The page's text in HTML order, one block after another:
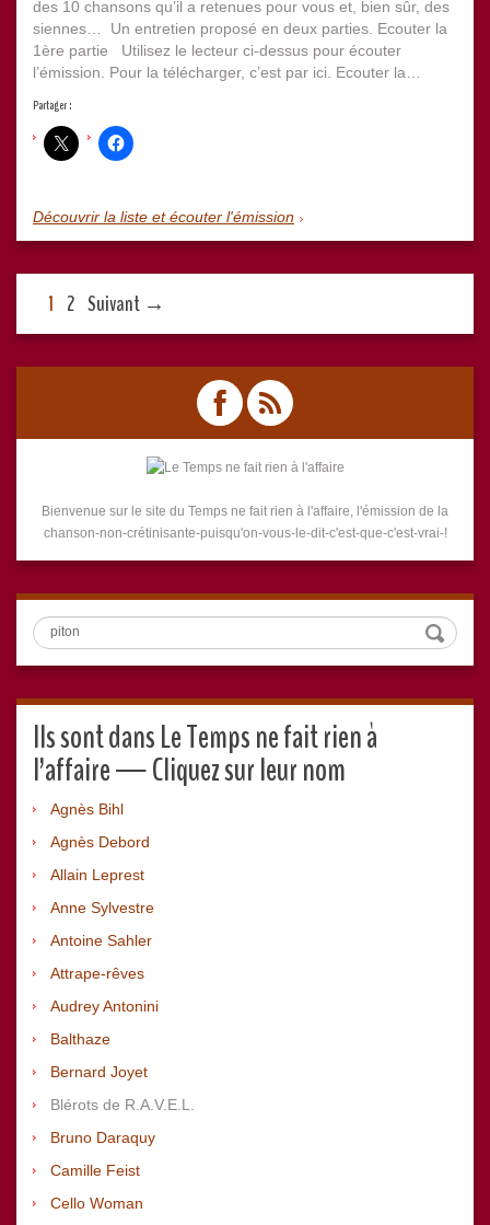
des 10 chansons qu’il a retenues pour vous et, bien sûr, des
siennes… Un entretien proposé en deux parties. Ecouter la
1ère partie Utilisez le lecteur ci-dessus pour écouter
l’émission. Pour la télécharger, c’est par ici. Ecouter la…
Partager :
Découvrir la liste et écouter l'émission
1 2 Suivant →
Bienvenue sur le site du Temps ne fait rien à l'affaire, l'émission de la
chanson-non-crétinisante-puisqu'on-vous-le-dit-c'est-que-c'est-vrai-!
Search
Ils sont dans Le Temps ne fait rien à
l’affaire — Cliquez sur leur nom
Agnès Bihl
Agnès Debord
Allain Leprest
Anne Sylvestre
Antoine Sahler
Attrape-rêves
Audrey Antonini
Balthaze
Bernard Joyet
Blérots de R.A.V.E.L.
Bruno Daraquy
Camille Feist
Cello Woman